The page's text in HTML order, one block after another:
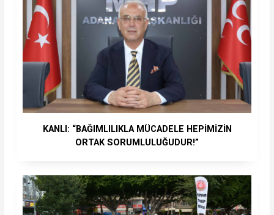
KANLI: “BAĞIMLILIKLA MÜCADELE HEPİMİZİN
ORTAK SORUMLULUĞUDUR!”